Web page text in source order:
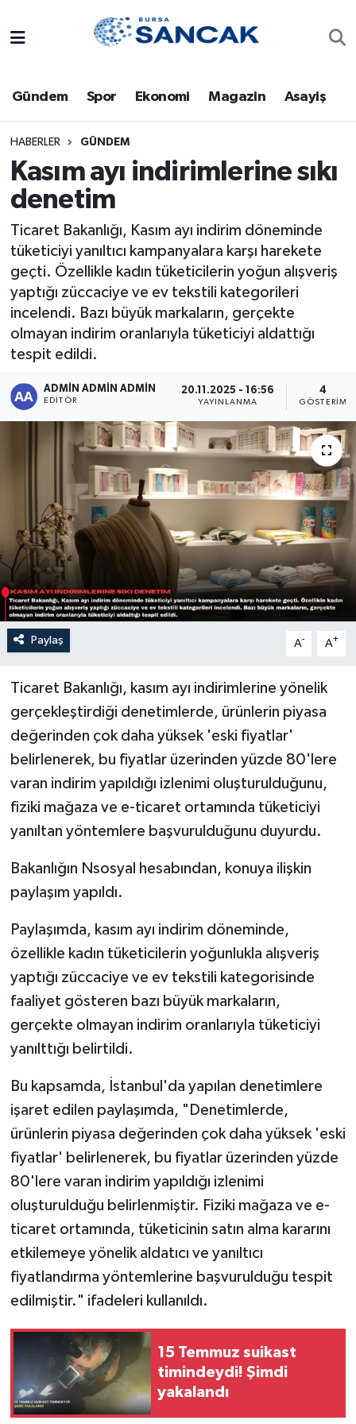
Gündem Spor Ekonomi Magazin Asayiş
HABERLER GÜNDEM
Kasım ayı indirimlerine sıkı
denetim
Ticaret Bakanlığı, Kasım ayı indirim döneminde
tüketiciyi yanıltıcı kampanyalara karşı harekete
geçti. Özellikle kadın tüketicilerin yoğun alışveriş
yaptığı züccaciye ve ev tekstili kategorileri
incelendi. Bazı büyük markaların, gerçekte
olmayan indirim oranlarıyla tüketiciyi aldattığı
tespit edildi.
ADMİN ADMİN ADMİN
EDITÖR
20.11.2025 - 16:56
YAYINLANMA
4
GÖSTERIM
Paylaş A- A+
Ticaret Bakanlığı, kasım ayı indirimlerine yönelik
gerçekleştirdiği denetimlerde, ürünlerin piyasa
değerinden çok daha yüksek 'eski fiyatlar'
belirlenerek, bu fiyatlar üzerinden yüzde 80'lere
varan indirim yapıldığı izlenimi oluşturulduğunu,
fiziki mağaza ve e-ticaret ortamında tüketiciyi
yanıltan yöntemlere başvurulduğunu duyurdu.
Bakanlığın Nsosyal hesabından, konuya ilişkin
paylaşım yapıldı.
Paylaşımda, kasım ayı indirim döneminde,
özellikle kadın tüketicilerin yoğunlukla alışveriş
yaptığı züccaciye ve ev tekstili kategorisinde
faaliyet gösteren bazı büyük markaların,
gerçekte olmayan indirim oranlarıyla tüketiciyi
yanılttığı belirtildi.
Bu kapsamda, İstanbul'da yapılan denetimlere
işaret edilen paylaşımda, "Denetimlerde,
ürünlerin piyasa değerinden çok daha yüksek 'eski
fiyatlar' belirlenerek, bu fiyatlar üzerinden yüzde
80'lere varan indirim yapıldığı izlenimi
oluşturulduğu belirlenmiştir. Fiziki mağaza ve e-
ticaret ortamında, tüketicinin satın alma kararını
etkilemeye yönelik aldatıcı ve yanıltıcı
fiyatlandırma yöntemlerine başvurulduğu tespit
edilmiştir." ifadeleri kullanıldı.
15 Temmuz suikast
timindeydi! Şimdi
yakalandı
Bursa
Dünya
Eğitim
Ekonomi
Genel
Gündem
Magazin
Sağlık
Siyaset
Spor
Türkiye
Trafik Durumu
Süper Lig Puan Durumu ve Fikstür
Tüm Manşetler
Son Dakika Haberleri
Haber Arşivi